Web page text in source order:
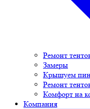
Ремонт
Замеры
Крышуем
Ремонт
Комфорт на
Компания